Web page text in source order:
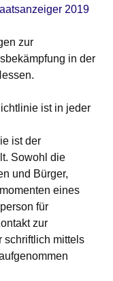
2019
zur
in der
ist in jeder
ist der
Sowohl die
und Bürger,
eines
für
zur
schriftlich mittels